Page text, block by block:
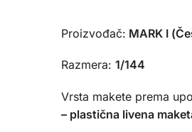
Proizvođač: MARK I
Razmera: 1/144
Vrsta makete prema
– plastična livena